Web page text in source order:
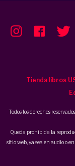
Tienda libros
Todos los derechos
Queda prohibida la
sitio web, ya sea en audio o